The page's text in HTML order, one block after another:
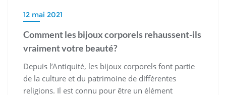
12 mai 2021
Comment les bijoux corporels rehaussent-ils
vraiment votre beauté?
Depuis l’Antiquité, les bijoux corporels font partie
de la culture et du patrimoine de différentes
religions. Il est connu pour être un élément